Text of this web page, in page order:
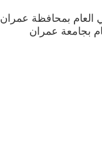
العام بمحافظة عمران
بجامعة عمران